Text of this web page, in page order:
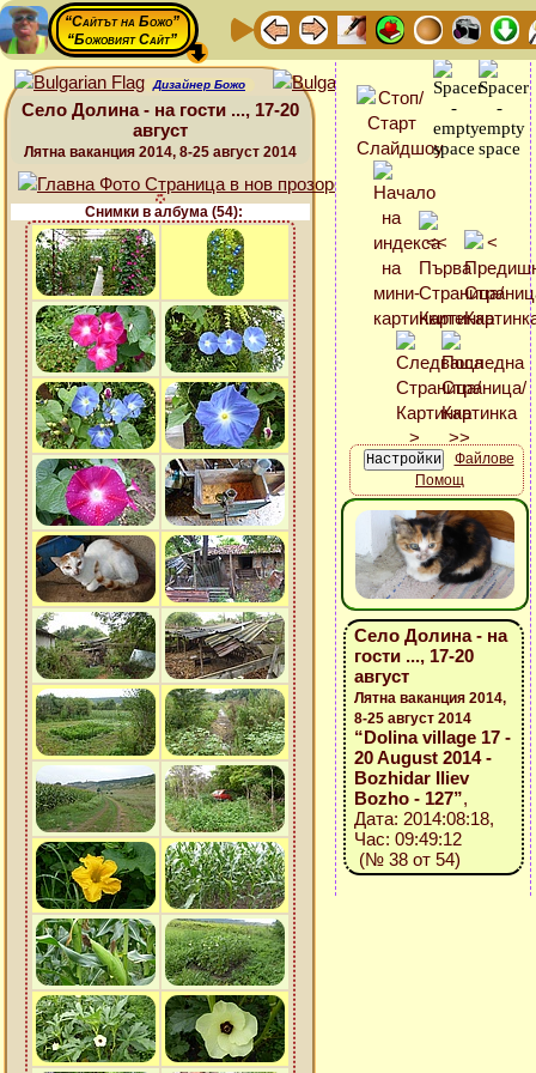
“Сайтът на Божо”
“Божовият Сайт”
Дизайнер Божо
Село Долина - на гости ..., 17-20
август
Лятна ваканция 2014, 8-25 август 2014
Снимки в албума (54):
Файлове
Помощ
Село Долина - на
гости ..., 17-20
август
Лятна ваканция 2014,
8-25 август 2014
“Dolina village 17 -
20 August 2014 -
Bozhidar Iliev
Bozho - 127”,
Дата: 2014:08:18,
Час: 09:49:12
(№ 38 от 54)